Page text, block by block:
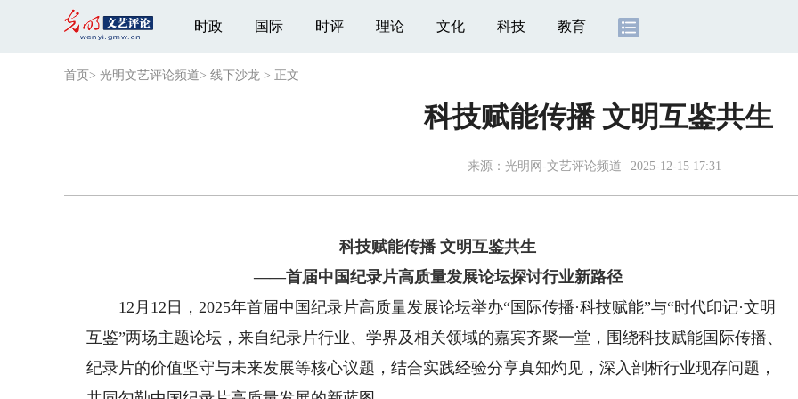
时政 国际 时评 理论 文化 科技 教育
首页 > 光明文艺评论频道> 线下沙龙 > 正文
科技赋能传播 文明互鉴共生
来源： 光明网-文艺评论频道 2025-12-15 17:31
科技赋能传播 文明互鉴共生
——首届中国纪录片高质量发展论坛探讨行业新路径
12月12日，2025年首届中国纪录片高质量发展论坛举办“国际传播·科技赋能”与“时代印记·文明
互鉴”两场主题论坛，来自纪录片行业、学界及相关领域的嘉宾齐聚一堂，围绕科技赋能国际传播、
纪录片的价值坚守与未来发展等核心议题，结合实践经验分享真知灼见，深入剖析行业现存问题，